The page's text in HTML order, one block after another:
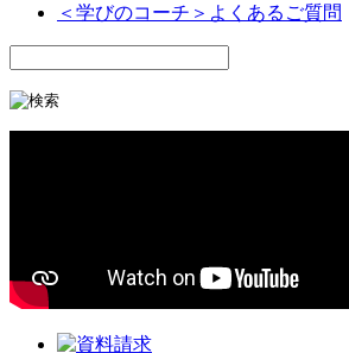
＜学びのコーチ＞よくあるご質問